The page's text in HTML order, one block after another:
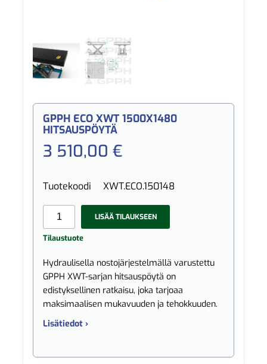
GPPH ECO XWT 1500X1480
HITSAUSPÖYTÄ
3 510,00 €
Tuotekoodi XWT.ECO.150148
LISÄÄ TILAUKSEEN
Tilaustuote
Hydraulisella nostojärjestelmällä varustettu
GPPH XWT-sarjan hitsauspöytä on
edistyksellinen ratkaisu, joka tarjoaa
maksimaalisen mukavuuden ja tehokkuuden.
Lisätiedot ›